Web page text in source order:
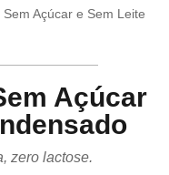
Açúcar e Sem Leite
Açúcar
zero lactose.